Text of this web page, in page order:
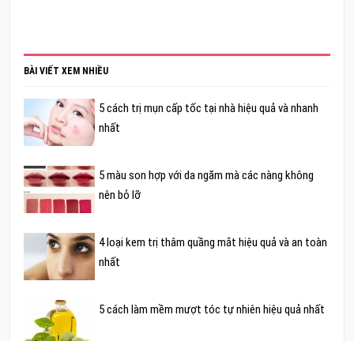
BÀI VIẾT XEM NHIỀU
5 cách trị mụn cấp tốc tại nhà hiệu quả và nhanh
nhất
5 màu son hợp với da ngăm mà các nàng không
nên bỏ lỡ
4 loại kem trị thâm quầng mắt hiệu quả và an toàn
nhất
5 cách làm mềm mượt tóc tự nhiên hiệu quả nhất